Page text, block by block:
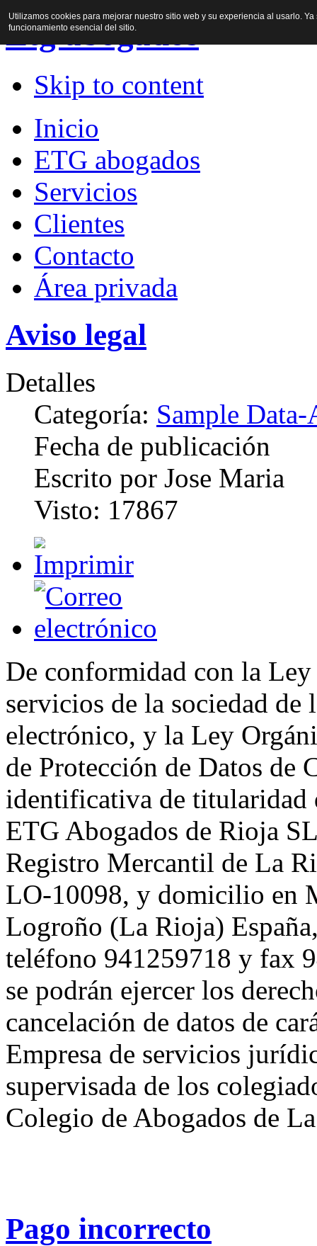
Etg abogados
Skip to content
Inicio
ETG abogados
Servicios
Clientes
Contacto
Área privada
Aviso legal
Detalles
Categoría: Sample
Fecha de publicación
Escrito por Jose Maria
Visto: 17867
De conformidad con la
servicios de la sociedad
electrónico, y la Ley
de Protección de Datos de
identificativa de titularidad
ETG Abogados de Rioja
Registro Mercantil de La
LO-10098, y domicilio en
Logroño (La Rioja)
teléfono 941259718 y fax
se podrán ejercer los
cancelación de datos de
Empresa de servicios
supervisada de los
Colegio de Abogados de
Pago incorrecto
Utilizamos cookies para mejorar nuestro sitio web y su experiencia al usarlo.
funcionamiento esencial del sitio.